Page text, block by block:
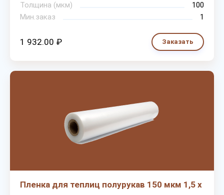
Толщина (мкм)
100
Мин.заказ
1
1 932.00 ₽ Заказать
Пленка для теплиц полурукав 150 мкм 1,5 х